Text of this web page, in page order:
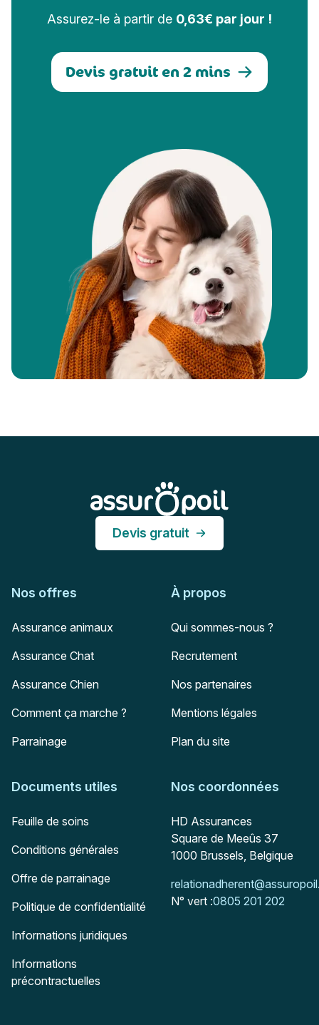
Assurez-le à partir de 0,63€ par jour !
Devis gratuit en 2 mins
Devis gratuit
Nos offres
Assurance animaux
Assurance Chat
Assurance Chien
Comment ça marche ?
Parrainage
À propos
Qui sommes-nous ?
Recrutement
Nos partenaires
Mentions légales
Plan du site
Documents utiles
Feuille de soins
Conditions générales
Offre de parrainage
Politique de confidentialité
Informations juridiques
Informations
précontractuelles
Nos coordonnées
Adresse postale
HD Assurances
Square de Meeûs 37
1000 Brussels, Belgique
Mail :
N° vert :0805 201 202